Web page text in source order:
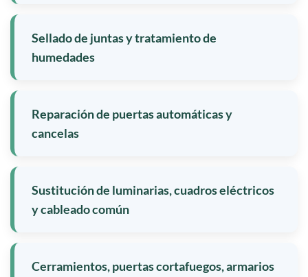
Sellado de juntas y tratamiento de
humedades
Reparación de puertas automáticas y
cancelas
Sustitución de luminarias, cuadros eléctricos
y cableado común
Cerramientos, puertas cortafuegos, armarios